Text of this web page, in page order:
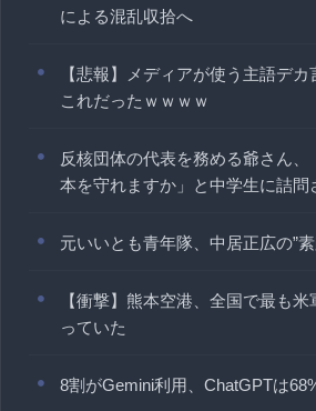
による混乱収拾へ
【悲報】メディアが使う主語デ
これだったｗｗｗｗ
反核団体の代表を務める爺さん、
本を守れますか」と中学生に詰
元いいとも青年隊、中居正広の”
【衝撃】熊本空港、全国で最も
っていた
8割がGemini利用、ChatGPTは